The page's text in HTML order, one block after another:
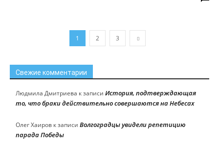
1 2 3
Свежие комментарии
Людмила Дмитриева к записи История, подтверждающая
то, что браки действительно совершаются на Небесах
Олег Хаиров к записи Волгоградцы увидели репетицию
парада Победы